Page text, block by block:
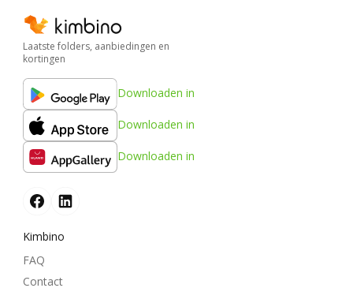
Laatste folders, aanbiedingen en
kortingen
Downloaden in
Downloaden in
Downloaden in
Kimbino
FAQ
Contact